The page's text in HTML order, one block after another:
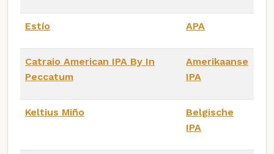
Estío APA
Catraio American IPA By In
Peccatum
Amerikaanse
IPA
Keltius Miño
Belgische
IPA